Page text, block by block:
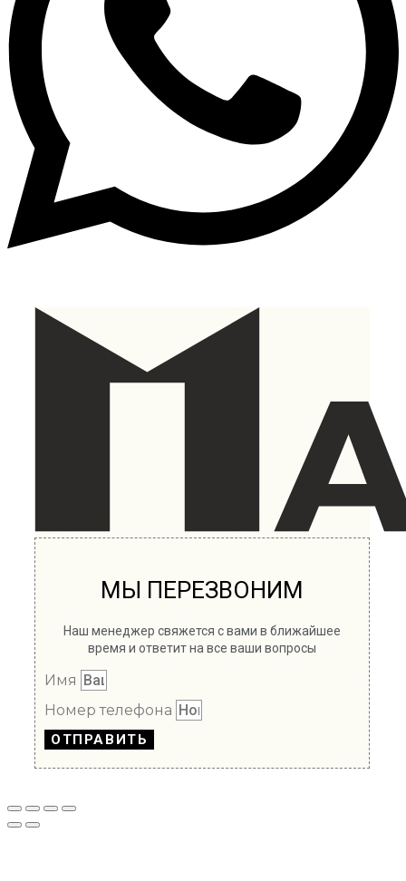
МЫ ПЕРЕЗВОНИМ
Наш менеджер свяжется с вами в ближайшее
время и ответит на все ваши вопросы
Имя
Номер телефона
ОТПРАВИТЬ